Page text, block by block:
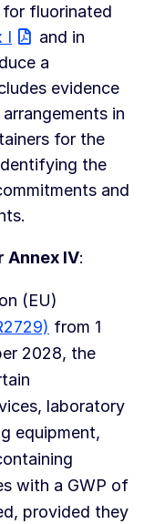
fluorinated
I
and in
a
evidence
in
for the
the
and
Annex IV:
(EU)
from 1
2028, the
laboratory
equipment,
with a GWP of
provided they